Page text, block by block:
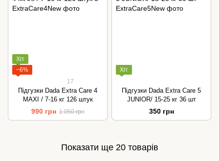
Хіт
−6%
17
Підгузки Dada Extra Care 4
MAXI / 7-16 кг 126 штук
990 грн 1 050 грн
Хіт
Підгузки Dada Extra Care 5
JUNIOR/ 15-25 кг 36 шт
350 грн
Показати ще 20 товарів